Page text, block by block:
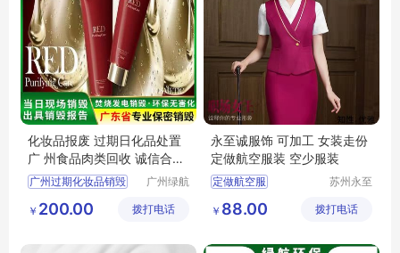
化妆品报废 过期日化品处置
广 州食品肉类回收 诚信合作
免费上门
广州过期化妆品销毁
广州绿航
有限公司
￥ 200.00 拨打电话
永至诚服饰 可加工 女装走份
定做航空服装 空少服装
定做航空服
东方航空服定做
定做空姐服装
苏州永至
限公司
￥ 88.00 拨打电话